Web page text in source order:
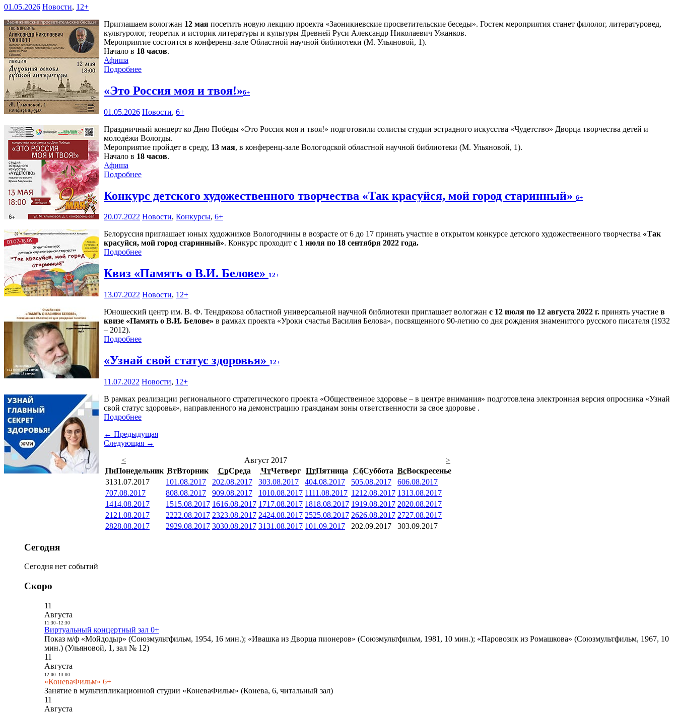
01.05.2026 Новости, 12+
Приглашаем вологжан 12 мая посетить новую лекцию проекта «Заоникиевские просветительские беседы». Гостем мероприятия станет филолог, литературовед,
культуролог, теоретик и историк литературы и культуры Древней Руси Александр Николаевич Ужанков.
Мероприятие состоится в конференц-зале Областной научной библиотеки (М. Ульяновой, 1).
Начало в 18 часов.
Афиша
Подробнее
«Это Россия моя и твоя!»6+
01.05.2026 Новости, 6+
Праздничный концерт ко Дню Победы «Это Россия моя и твоя!» подготовили солисты студии эстрадного искусства «Чудетство» Дворца творчества детей и
молодёжи Вологды.
Мероприятие пройдет в среду, 13 мая, в конференц-зале Вологодской областной научной библиотеки (М. Ульяновой, 1).
Начало в 18 часов.
Афиша
Подробнее
Конкурс детского художественного творчества «Так красуйся, мой город старинный» 6+
20.07.2022 Новости, Конкурсы, 6+
Белоруссия приглашает юных художников Вологодчины в возрасте от 6 до 17 принять участие в открытом конкурсе детского художественного творчества «Так
красуйся, мой город старинный». Конкурс проходит с 1 июля по 18 сентября 2022 года.
Подробнее
Квиз «Память о В.И. Белове» 12+
13.07.2022 Новости, 12+
Юношеский центр им. В. Ф. Тендрякова областной универсальной научной библиотеки приглашает вологжан с 12 июля по 12 августа 2022 г. принять участие в
квизе «Память о В.И. Белове» в рамках проекта «Уроки счастья Василия Белова», посвященного 90-летию со дня рождения знаменитого русского писателя (1932
– 2012).
Подробнее
«Узнай свой статус здоровья» 12+
11.07.2022 Новости, 12+
В рамках реализации регионального стратегического проекта «Общественное здоровье – в центре внимания» подготовлена электронная версия опросника «Узнай
свой статус здоровья», направленного на демонстрацию гражданам зоны ответственности за свое здоровье .
Подробнее
← Предыдущая
Следующая →
<
Август 2017
>
ПнПонедельник ВтВторник СрСреда ЧтЧетверг ПтПятница СбСуббота ВсВоскресенье
3131.07.2017 101.08.2017 202.08.2017 303.08.2017 404.08.2017 505.08.2017 606.08.2017
707.08.2017 808.08.2017 909.08.2017 1010.08.2017 1111.08.2017 1212.08.2017 1313.08.2017
1414.08.2017 1515.08.2017 1616.08.2017 1717.08.2017 1818.08.2017 1919.08.2017 2020.08.2017
21 21.08.2017 2222.08.2017 2323.08.2017 2424.08.2017 2525.08.2017 2626.08.2017 2727.08.2017
2828.08.2017 2929.08.2017 3030.08.2017 3131.08.2017 101.09.2017 202.09.2017 303.09.2017
Сегодня
Сегодня нет событий
Скоро
11
Августа
11:30- 12:30
Виртуальный концертный зал 0+
Показ м/ф «Мойдодыр» (Союзмультфильм, 1954, 16 мин.); «Ивашка из Дворца пионеров» (Союзмультфильм, 1981, 10 мин.); «Паровозик из Ромашкова» (Союзмультфильм, 1967, 10
мин.) (Ульяновой, 1, зал № 12)
11
Августа
12:00- 13:00
«КоневаФильм» 6+
Занятие в мультипликационной студии «КоневаФильм» (Конева, 6, читальный зал)
11
Августа